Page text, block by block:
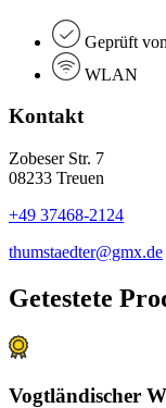
Geprüft
WLAN
Kontakt
Zobeser Str. 7
08233 Treuen
+49 37468-2124
thumstaedter@gmx.de
Getestete
Vogtländischer